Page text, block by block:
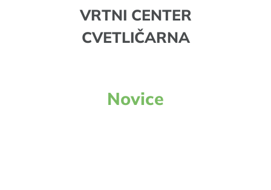
VRTNI CENTER
CVETLIČARNA
Novice